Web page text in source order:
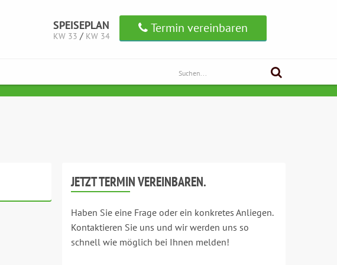
SPEISEPLAN
KW 33 / KW 34
Termin vereinbaren
JETZT TERMIN VEREINBAREN.
Haben Sie eine Frage oder ein konkretes Anliegen.
Kontaktieren Sie uns und wir werden uns so
schnell wie möglich bei Ihnen melden!